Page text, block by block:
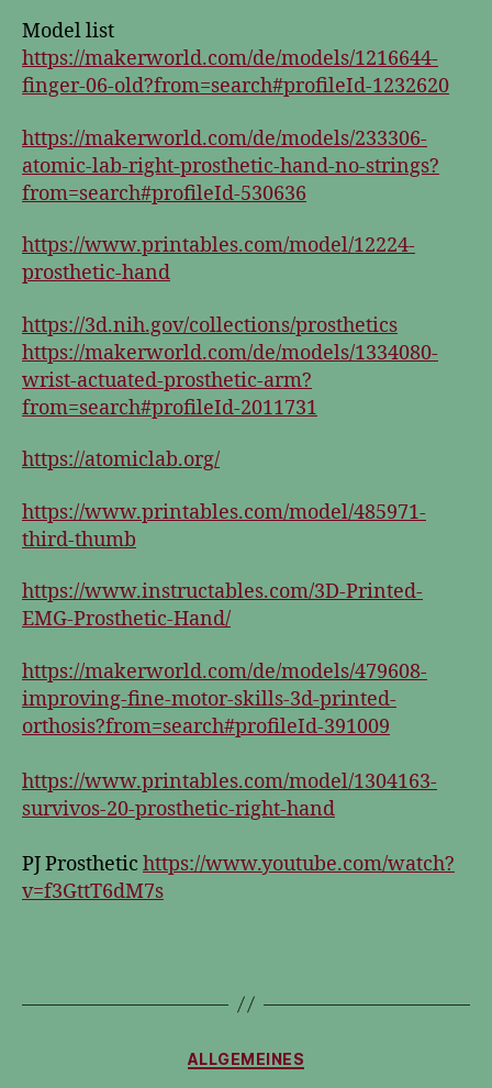
Model list
https://makerworld.com/de/models/1216644-
finger-06-old?from=search#profileId-1232620
https://makerworld.com/de/models/233306-
atomic-lab-right-prosthetic-hand-no-strings?
from=search#profileId-530636
https://www.printables.com/model/12224-
prosthetic-hand
https://3d.nih.gov/collections/prosthetics
https://makerworld.com/de/models/1334080-
wrist-actuated-prosthetic-arm?
from=search#profileId-2011731
https://atomiclab.org/
https://www.printables.com/model/485971-
third-thumb
https://www.instructables.com/3D-Printed-
EMG-Prosthetic-Hand/
https://makerworld.com/de/models/479608-
improving-fine-motor-skills-3d-printed-
orthosis?from=search#profileId-391009
https://www.printables.com/model/1304163-
survivos-20-prosthetic-right-hand
PJ Prosthetic https://www.youtube.com/watch?
v=f3GttT6dM7s
Kategorien
ALLGEMEINES